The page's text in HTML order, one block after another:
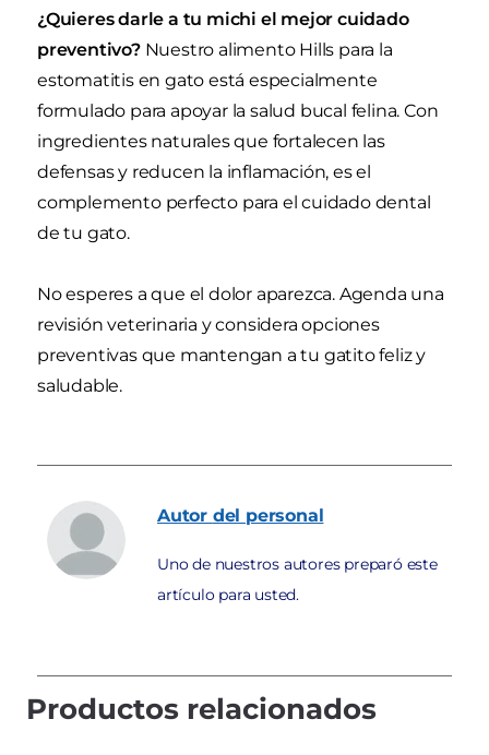
¿Quieres darle a tu michi el mejor cuidado
preventivo?Nuestro alimento Hills para la
estomatitis en gato está especialmente
formulado para apoyar la salud bucal felina. Con
ingredientes naturales que fortalecen las
defensas y reducen la inflamación, es el
complemento perfecto para el cuidado dental
de tu gato.
No esperes a que el dolor aparezca. Agenda una
revisión veterinaria y considera opciones
preventivas que mantengan a tu gatito feliz y
saludable.
Autor del personal
Uno de nuestros autores preparó este
artículo para usted.
Productos relacionados